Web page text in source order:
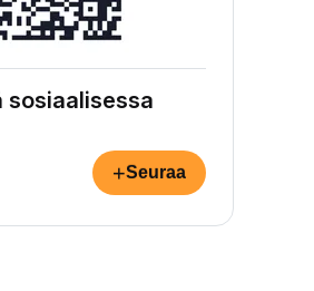
sosiaalisessa
+Seuraa